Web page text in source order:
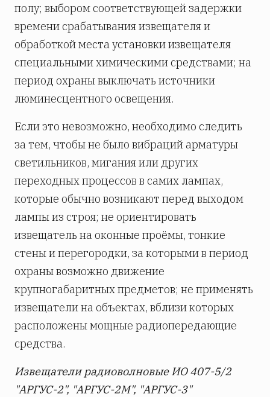
полу; выбором соответствующей задержки
времени срабатывания извещателя и
обработкой места установки извещателя
специальными химическими средствами; на
период охраны выключать источники
люминесцентного освещения.
Если это невозможно, необходимо следить
за тем, чтобы не было вибраций арматуры
светильников, мигания или других
переходных процессов в самих лампах,
которые обычно возникают перед выходом
лампы из строя; не ориентировать
извещатель на оконные проёмы, тонкие
стены и перегородки, за которыми в период
охраны возможно движение
крупногабаритных предметов; не применять
извещатели на объектах, вблизи которых
расположены мощные радиопередающие
средства.
Извещатели радиоволновые ИО 407-5/2
"АРГУС-2", "АРГУС-2М", "АРГУС-3"